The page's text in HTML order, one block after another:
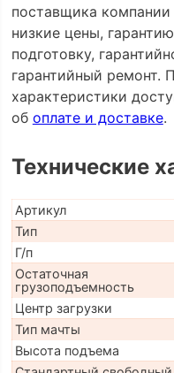
поставщика
низкие цены,
подготовку,
гарантийный ремонт.
характеристики
об оплате и доставке.
Технические
Артикул
Тип
Г/п
Остаточная
грузоподъемность
Центр загрузки
Тип мачты
Высота подъема